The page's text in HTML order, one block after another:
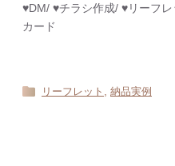
♥︎DM/ ♥︎チラシ作成/ ♥︎リーフ
カード
リーフレット 納品実例